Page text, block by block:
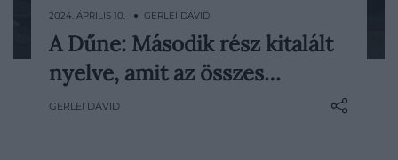
Bár Frank Herbert regénysorozata
megalapozta a fremenek nyelvét, nem
beszélhetünk A Gyűrűk Urához hasonló
2024. ÁPRILIS 10. ● GERLEI DÁVID
A Dűne: Második rész kitalált
nyelve, amit az összes…
GERLEI DÁVID